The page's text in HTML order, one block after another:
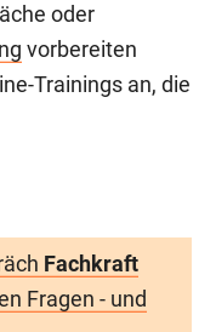
oder
vorbereiten
Trainings an, die
Fachkraft
Fragen - und